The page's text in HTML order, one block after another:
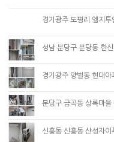
경기광주 도평리 엘지투
성남 분당구 분당동 한
경기광주 양벌동 현대아
분당구 금곡동 상록마을
신흥동 신흥동 산성자이